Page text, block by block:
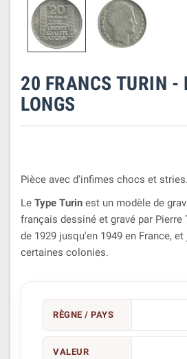
20 FRANCS TURIN -
LONGS
Pièce avec d'infimes chocs et stries.
Le Type Turin est un modèle de
français dessiné et gravé par
de 1929 jusqu'en 1949 en France,
certaines colonies.
RÈGNE / PAYS
VALEUR